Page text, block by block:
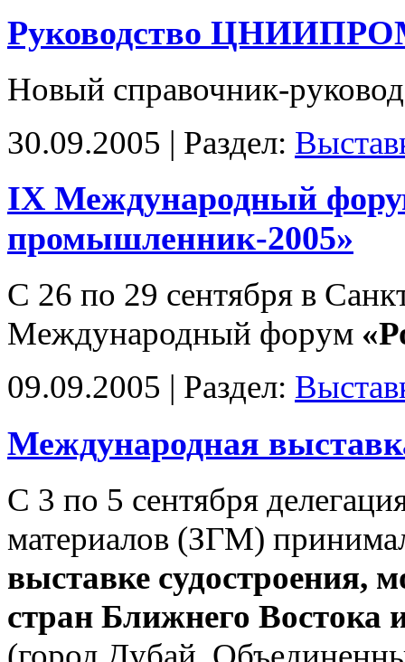
Руководство
Новый справочник-
30.09.2005 | Раздел:
IX Международный
промышленник-2005»
С 26 по 29 сентября в
Международный форум
09.09.2005 | Раздел:
Международная
С 3 по 5 сентября
материалов (ЗГМ)
выставке судостроения,
стран Ближнего